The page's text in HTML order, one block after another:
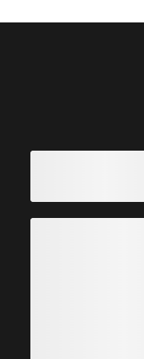
Couche
d’une